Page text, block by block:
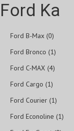
Ford Ka
Ford B-Max (0)
Ford Bronco (1)
Ford C-MAX (4)
Ford Cargo (1)
Ford Courier (1)
Ford Econoline (1)